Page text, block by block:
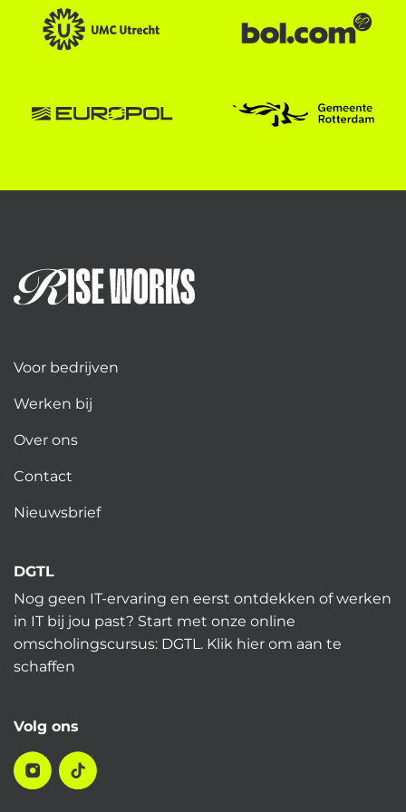
Voor bedrijven
Werken bij
Over ons
Contact
Nieuwsbrief
DGTL
Nog geen IT-ervaring en eerst ontdekken of werken
in IT bij jou past? Start met onze online
omscholingscursus: DGTL. Klik hier om aan te
schaffen
Volg ons